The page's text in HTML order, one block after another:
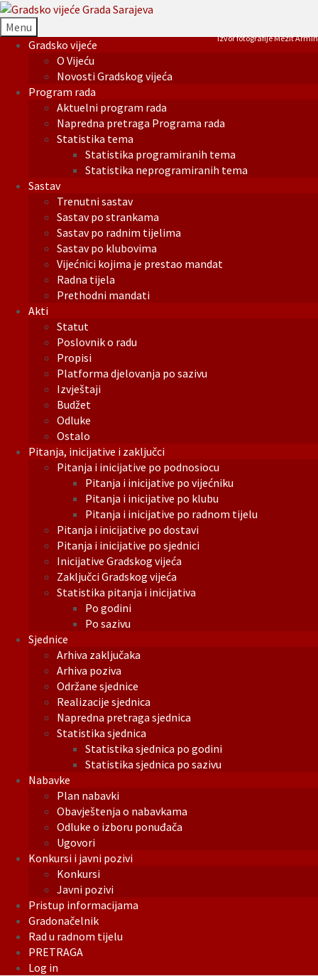
Menu
Gradsko vijeće
O Vijeću
Novosti Gradskog vijeća
Program rada
Aktuelni program rada
Napredna pretraga Programa rada
Statistika tema
Statistika programiranih tema
Statistika neprogramiranih tema
Sastav
Trenutni sastav
Sastav po strankama
Sastav po radnim tijelima
Sastav po klubovima
Vijećnici kojima je prestao mandat
Radna tijela
Prethodni mandati
Akti
Statut
Poslovnik o radu
Propisi
Platforma djelovanja po sazivu
Izvještaji
Budžet
Odluke
Ostalo
Pitanja, inicijative i zaključci
Pitanja i inicijative po podnosiocu
Pitanja i inicijative po vijećniku
Pitanja i inicijative po klubu
Pitanja i inicijative po radnom tijelu
Pitanja i inicijative po dostavi
Pitanja i inicijative po sjednici
Inicijative Gradskog vijeća
Zaključci Gradskog vijeća
Statistika pitanja i inicijativa
Po godini
Po sazivu
Sjednice
Arhiva zaključaka
Arhiva poziva
Održane sjednice
Realizacije sjednica
Napredna pretraga sjednica
Statistika sjednica
Statistika sjednica po godini
Statistika sjednica po sazivu
Nabavke
Plan nabavki
Obavještenja o nabavkama
Odluke o izboru ponuđača
Ugovori
Konkursi i javni pozivi
Konkursi
Javni pozivi
Pristup informacijama
Gradonačelnik
Rad u radnom tijelu
PRETRAGA
Log in
Izvor fotografije Mezit Armin